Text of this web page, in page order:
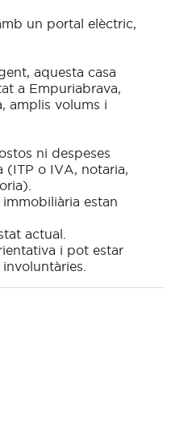
un portal elèctric,
aquesta casa
a Empuriabrava,
amplis volums i
ni despeses
(ITP o IVA, notaria,
estan
actual.
i pot estar